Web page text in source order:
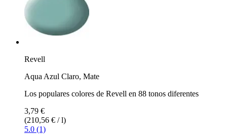
Revell
Aqua Azul Claro, Mate
Los populares colores de Revell en 88 tonos diferentes
3,79 €
(210,56 € / l)
5.0 (1)